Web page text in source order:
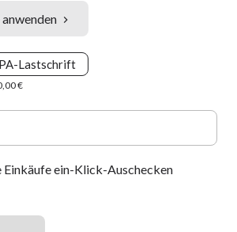
Lastschrift
€
Einkäufe ein-Klick-Auschecken